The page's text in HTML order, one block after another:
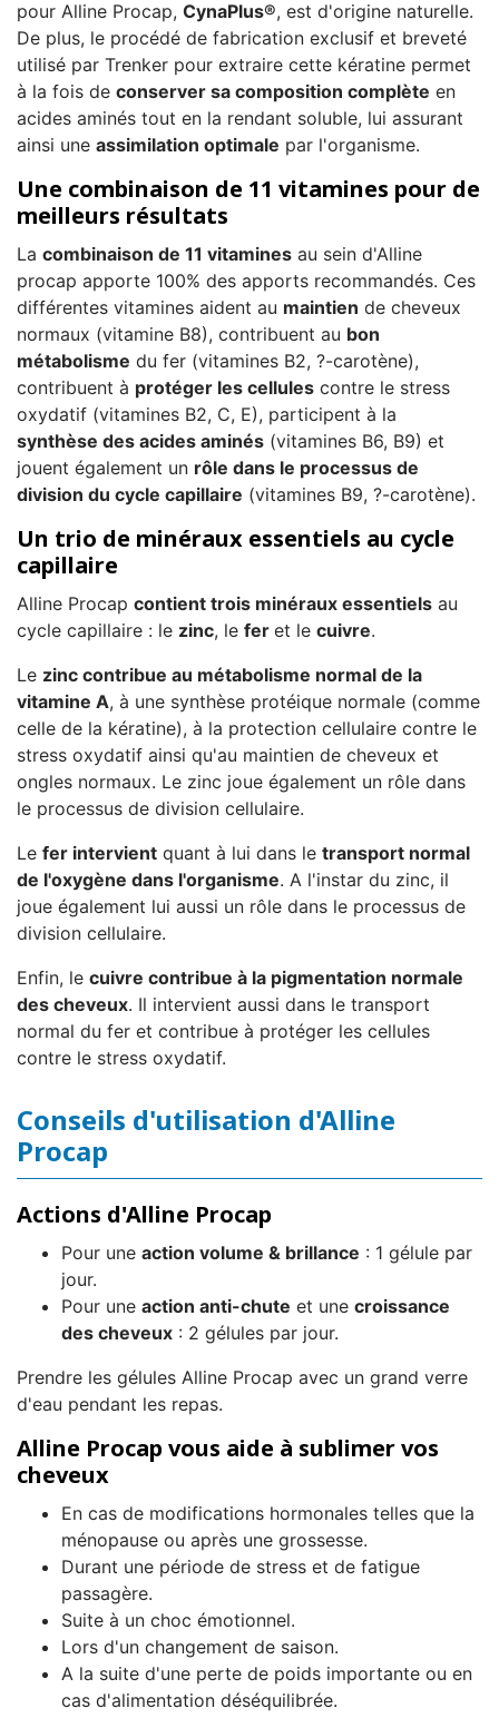
pour Alline Procap, CynaPlus®, est d'origine naturelle.
De plus, le procédé de fabrication exclusif et breveté
utilisé par Trenker pour extraire cette kératine permet
à la fois de conserver sa composition complète en
acides aminés tout en la rendant soluble, lui assurant
ainsi une assimilation optimale par l'organisme.
Une combinaison de 11 vitamines pour de
meilleurs résultats
La combinaison de 11 vitamines au sein d'Alline
procap apporte 100% des apports recommandés. Ces
différentes vitamines aident au maintien de cheveux
normaux (vitamine B8), contribuent au bon
métabolisme du fer (vitamines B2, ?-carotène),
contribuent à protéger les cellules contre le stress
oxydatif (vitamines B2, C, E), participent à la
synthèse des acides aminés (vitamines B6, B9) et
jouent également un rôle dans le processus de
division du cycle capillaire (vitamines B9, ?-carotène).
Un trio de minéraux essentiels au cycle
capillaire
Alline Procap contient trois minéraux essentiels au
cycle capillaire : le zinc, le fer et le cuivre.
Le zinc contribue au métabolisme normal de la
vitamine A, à une synthèse protéique normale (comme
celle de la kératine), à la protection cellulaire contre le
stress oxydatif ainsi qu'au maintien de cheveux et
ongles normaux. Le zinc joue également un rôle dans
le processus de division cellulaire.
Le fer intervient quant à lui dans le transport normal
de l'oxygène dans l'organisme. A l'instar du zinc, il
joue également lui aussi un rôle dans le processus de
division cellulaire.
Enfin, le cuivre contribue à la pigmentation normale
des cheveux. Il intervient aussi dans le transport
normal du fer et contribue à protéger les cellules
contre le stress oxydatif.
Conseils d'utilisation d'Alline
Procap
Actions d'Alline Procap
Pour une action volume & brillance : 1 gélule par
jour.
Pour une action anti-chute et une croissance
des cheveux : 2 gélules par jour.
Prendre les gélules Alline Procap avec un grand verre
d'eau pendant les repas.
Alline Procap vous aide à sublimer vos
cheveux
En cas de modifications hormonales telles que la
ménopause ou après une grossesse.
Durant une période de stress et de fatigue
passagère.
Suite à un choc émotionnel.
Lors d'un changement de saison.
A la suite d'une perte de poids importante ou en
cas d'alimentation déséquilibrée.